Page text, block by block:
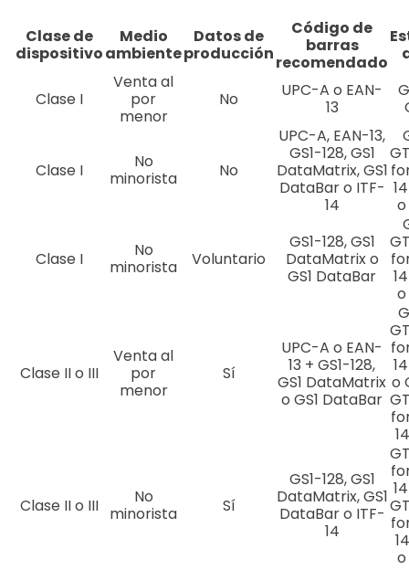
Clase de
dispositivo
Medio
ambiente
Datos de
producción
Código de
barras
recomendado
Clase I
Venta al
por
menor
No
UPC-A o EAN-
13
Clase I
No
minorista
No
UPC-A, EAN-13,
GS1-128, GS1
DataMatrix, GS1
DataBar o ITF-
14
o
Clase I
No
minorista
Voluntario
GS1-128, GS1
DataMatrix o
GS1 DataBar
o
Clase II o III
Venta al
por
menor
Sí
UPC-A o EAN-
13 + GS1-128,
GS1 DataMatrix
o GS1 DataBar
o
Clase II o III
No
minorista
Sí
GS1-128, GS1
DataMatrix, GS1
DataBar o ITF-
14
o